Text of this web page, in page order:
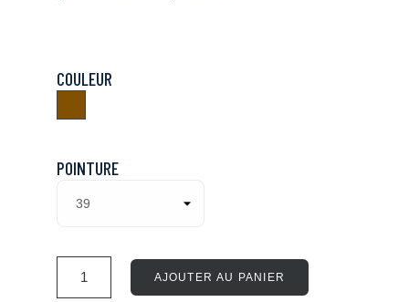
COULEUR
POINTURE
AJOUTER AU PANIER